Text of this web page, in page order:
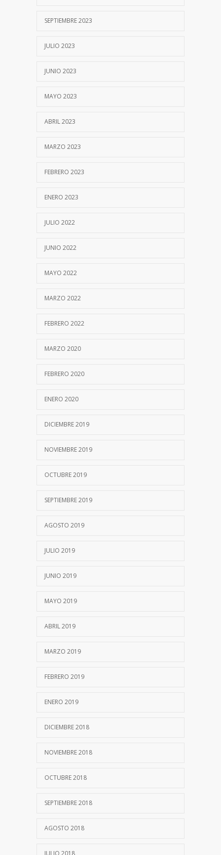
SEPTIEMBRE 2023
JULIO 2023
JUNIO 2023
MAYO 2023
ABRIL 2023
MARZO 2023
FEBRERO 2023
ENERO 2023
JULIO 2022
JUNIO 2022
MAYO 2022
MARZO 2022
FEBRERO 2022
MARZO 2020
FEBRERO 2020
ENERO 2020
DICIEMBRE 2019
NOVIEMBRE 2019
OCTUBRE 2019
SEPTIEMBRE 2019
AGOSTO 2019
JULIO 2019
JUNIO 2019
MAYO 2019
ABRIL 2019
MARZO 2019
FEBRERO 2019
ENERO 2019
DICIEMBRE 2018
NOVIEMBRE 2018
OCTUBRE 2018
SEPTIEMBRE 2018
AGOSTO 2018
JULIO 2018